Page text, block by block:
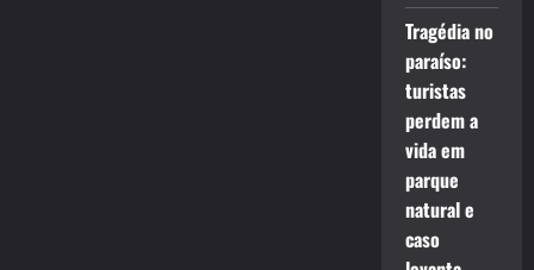
Tragédia no
paraíso:
turistas
perdem a
vida em
parque
natural e
caso